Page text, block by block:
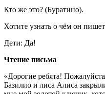
Кто же это? (Буратино).
Хотите узнать о чём он
Дети: Да!
Чтение письма
«Дорогие ребята!
Базилио и лиса Алиса